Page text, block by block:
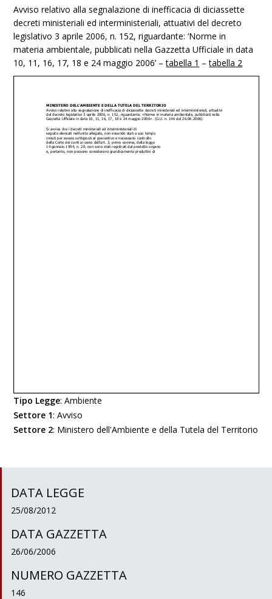
Avviso relativo alla segnalazione di inefficacia di diciassette
decreti ministeriali ed interministeriali, attuativi del decreto
legislativo 3 aprile 2006, n. 152, riguardante: ‘Norme in
materia ambientale, pubblicati nella Gazzetta Ufficiale in data
10, 11, 16, 17, 18 e 24 maggio 2006’ –tabella 1 –tabella 2
Tipo Legge:Ambiente
Settore 1:Avviso
Settore 2: Ministero dell'Ambiente e della Tutela del Territorio
DATA LEGGE
25/08/2012
DATA GAZZETTA
26/06/2006
NUMERO GAZZETTA
146